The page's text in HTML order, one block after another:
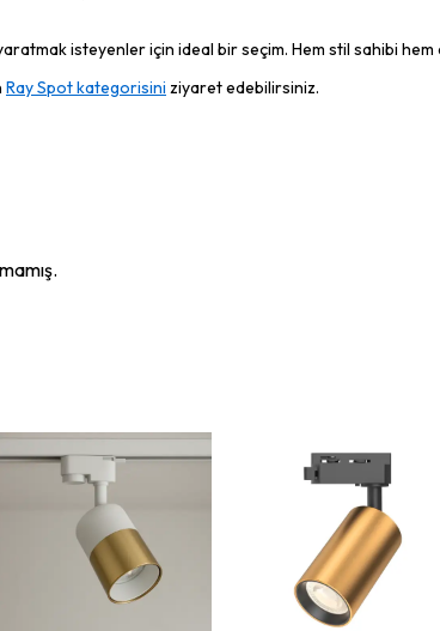
isteyenler için ideal bir seçim. Hem stil sahibi hem
Ray Spot kategorisini ziyaret edebilirsiniz.